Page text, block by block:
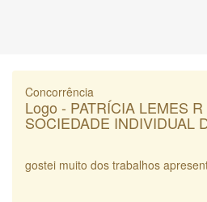
Concorrência
Logo - PATRÍCIA LEMES R
SOCIEDADE INDIVIDUAL
gostei muito dos trabalhos